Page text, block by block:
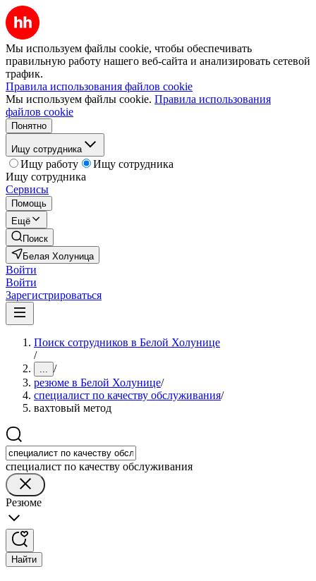
Мы используем файлы cookie, чтобы обеспечивать
правильную работу нашего веб-сайта и анализировать сетевой
трафик.
Правила использования файлов cookie
Мы используем файлы cookie. Правила использования
файлов cookie
Понятно
Ищу сотрудника
Ищу работу
Ищу сотрудника
Ищу сотрудника
Сервисы
Помощь
Ещё
Поиск
Белая Холуница
Войти
Войти
Зарегистрироваться
Поиск сотрудников в Белой Холунице
/
... /
резюме в Белой Холунице/
специалист по качеству обслуживания/
вахтовый метод
специалист по качеству обслуживания
Резюме
Найти